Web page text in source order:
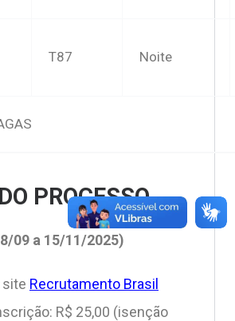
T87 Noite
PROCESSO
09 a 15/11/2025)
site Recrutamento Brasil
R$ 25,00 (isenção